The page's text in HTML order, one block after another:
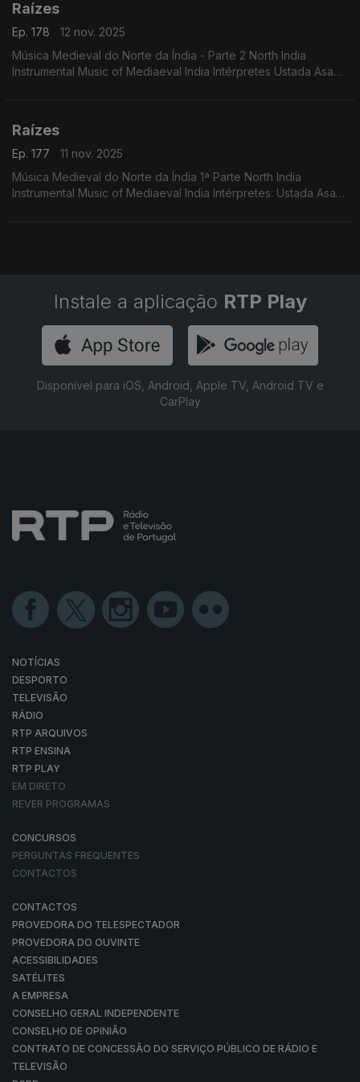
Raízes
Ep. 178
12 nov. 2025
Música Medieval do Norte da Índia - Parte 2 North India
Instrumental Music of Mediaeval India Intérpretes Ustada Asad
Raízes
Ep. 177
11 nov. 2025
Música Medieval do Norte da Índia 1ª Parte North India
Instrumental Music of Mediaeval India Intérpretes: Ustada Asad
Instale a aplicação RTP Play
Disponível para iOS, Android, Apple TV, Android TV e
CarPlay
NOTÍCIAS
DESPORTO
TELEVISÃO
RÁDIO
RTP ARQUIVOS
RTP ENSINA
RTP PLAY
EM DIRETO
REVER PROGRAMAS
CONCURSOS
PERGUNTAS FREQUENTES
CONTACTOS
CONTACTOS
PROVEDORA DO TELESPECTADOR
PROVEDORA DO OUVINTE
ACESSIBILIDADES
SATÉLITES
A EMPRESA
CONSELHO GERAL INDEPENDENTE
CONSELHO DE OPINIÃO
CONTRATO DE CONCESSÃO DO SERVIÇO PÚBLICO DE RÁDIO E
TELEVISÃO